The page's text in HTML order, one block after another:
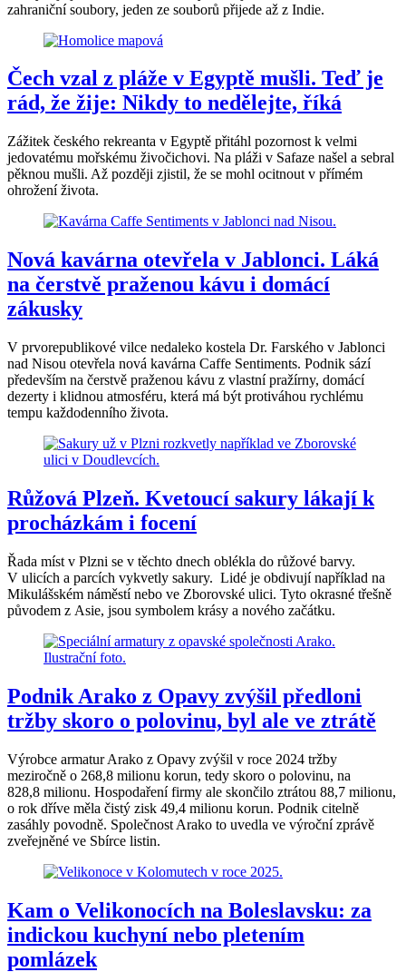
zahraniční soubory, jeden ze souborů přijede až z Indie.
Čech vzal z pláže v Egyptě mušli. Teď je
rád, že žije: Nikdy to nedělejte, říká
Zážitek českého rekreanta v Egyptě přitáhl pozornost k velmi
jedovatému mořskému živočichovi. Na pláži v Safaze našel a sebral
pěknou mušli. Až později zjistil, že se mohl ocitnout v přímém
ohrožení života.
Nová kavárna otevřela v Jablonci. Láká
na čerstvě praženou kávu i domácí
zákusky
V prvorepublikové vilce nedaleko kostela Dr. Farského v Jablonci
nad Nisou otevřela nová kavárna Caffe Sentiments. Podnik sází
především na čerstvě praženou kávu z vlastní pražírny, domácí
dezerty i klidnou atmosféru, která má být protiváhou rychlému
tempu každodenního života.
Růžová Plzeň. Kvetoucí sakury lákají k
procházkám i focení
Řada míst v Plzni se v těchto dnech oblékla do růžové barvy.
V ulicích a parcích vykvetly sakury. Lidé je obdivují například na
Mikulášském náměstí nebo ve Zborovské ulici. Tyto okrasné třešně
původem z Asie, jsou symbolem krásy a nového začátku.
Podnik Arako z Opavy zvýšil předloni
tržby skoro o polovinu, byl ale ve ztrátě
Výrobce armatur Arako z Opavy zvýšil v roce 2024 tržby
meziročně o 268,8 milionu korun, tedy skoro o polovinu, na
828,8 milionu. Hospodaření firmy ale skončilo ztrátou 88,7 milionu,
o rok dříve měla čistý zisk 49,4 milionu korun. Podnik citelně
zasáhly povodně. Společnost Arako to uvedla ve výroční zprávě
zveřejněné ve Sbírce listin.
Kam o Velikonocích na Boleslavsku: za
indickou kuchyní nebo pletením
pomlázek